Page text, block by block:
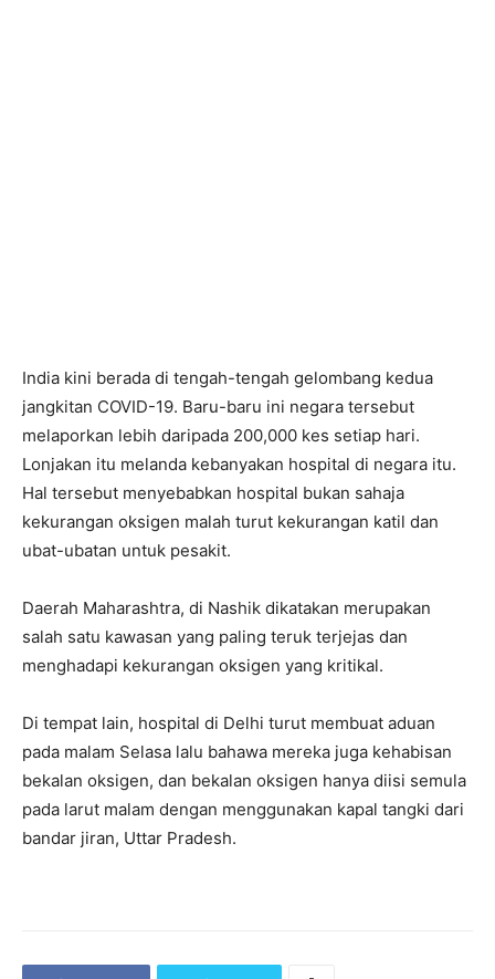
India kini berada di tengah-tengah gelombang kedua
jangkitan COVID-19. Baru-baru ini negara tersebut
melaporkan lebih daripada 200,000 kes setiap hari.
Lonjakan itu melanda kebanyakan hospital di negara itu.
Hal tersebut menyebabkan hospital bukan sahaja
kekurangan oksigen malah turut kekurangan katil dan
ubat-ubatan untuk pesakit.
Daerah Maharashtra, di Nashik dikatakan merupakan
salah satu kawasan yang paling teruk terjejas dan
menghadapi kekurangan oksigen yang kritikal.
Di tempat lain, hospital di Delhi turut membuat aduan
pada malam Selasa lalu bahawa mereka juga kehabisan
bekalan oksigen, dan bekalan oksigen hanya diisi semula
pada larut malam dengan menggunakan kapal tangki dari
bandar jiran, Uttar Pradesh.